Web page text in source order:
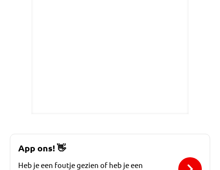
App ons!👋
Heb je een foutje gezien of heb je een